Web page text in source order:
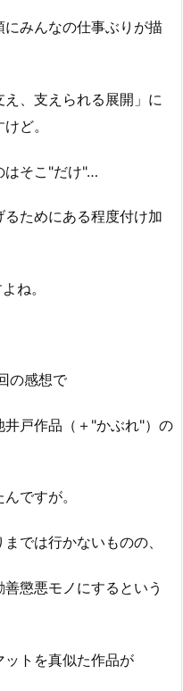
みんなの仕事ぶりが描
、支えられる展開」に
ど。
はそこ"だけ"…
ためにある程度付け加
ね。
の感想で
井戸作品（＋"かぶれ"）の
ですが。
では行かないものの、
懲悪モノにするという
トを真似た作品が